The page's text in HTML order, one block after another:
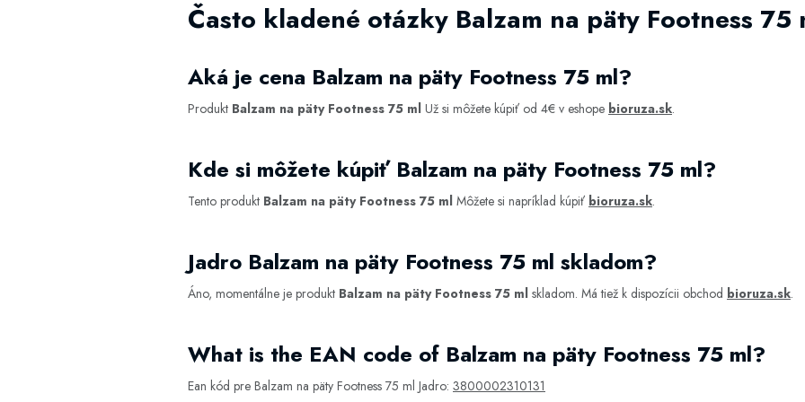
Často kladené otázky Balzam na päty Footness 75
Aká je cena Balzam na päty Footness 75 ml?
Produkt Balzam na päty Footness 75 ml Už si môžete kúpiť od 4€ v eshope bioruza.sk.
Kde si môžete kúpiť Balzam na päty Footness 75 ml?
Tento produkt Balzam na päty Footness 75 ml Môžete si napríklad kúpiť bioruza.sk.
Jadro Balzam na päty Footness 75 ml skladom?
Áno, momentálne je produkt Balzam na päty Footness 75 ml skladom. Má tiež k dispozícii obchod bioruza.sk.
What is the EAN code of Balzam na päty Footness 75 ml?
Ean kód pre Balzam na päty Footness 75 ml Jadro: 3800002310131